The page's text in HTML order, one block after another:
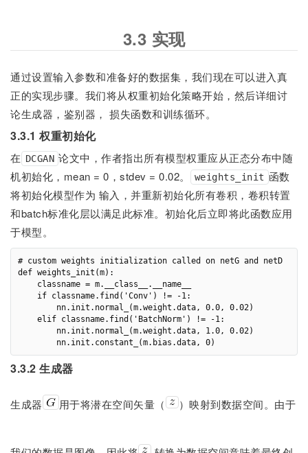
3.3 实现
通过设置输入参数和准备好的数据集，我们现在可以进入真
正的实现步骤。我们将从权重初始化策略开始，然后详细讨
论生成器，鉴别器， 损失函数和训练循环。
3.3.1 权重初始化
在 DCGAN 论文中，作者指出所有模型权重应从正态分布中随
机初始化，mean = 0，stdev = 0.02。
weights_init 函数
将初始化模型作为 输入，并重新初始化所有卷积，卷积转置
和batch标准化层以满足此标准。初始化后立即将此函数应用
于模型。
# custom weights initialization called on netG and netD
def weights_init(m):
    classname = m.__class__.__name__
    if classname.find('Conv') != -1:
        nn.init.normal_(m.weight.data, 0.0, 0.02)
    elif classname.find('BatchNorm') != -1:
        nn.init.normal_(m.weight.data, 1.0, 0.02)
3.3.2 生成器
生成器 用于将潜在空间矢量（ ）映射到数据空间。由于